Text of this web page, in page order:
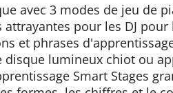
avec 3 modes de jeu de
pour les DJ pour
et phrases
lumineux chiot ou
Smart Stages